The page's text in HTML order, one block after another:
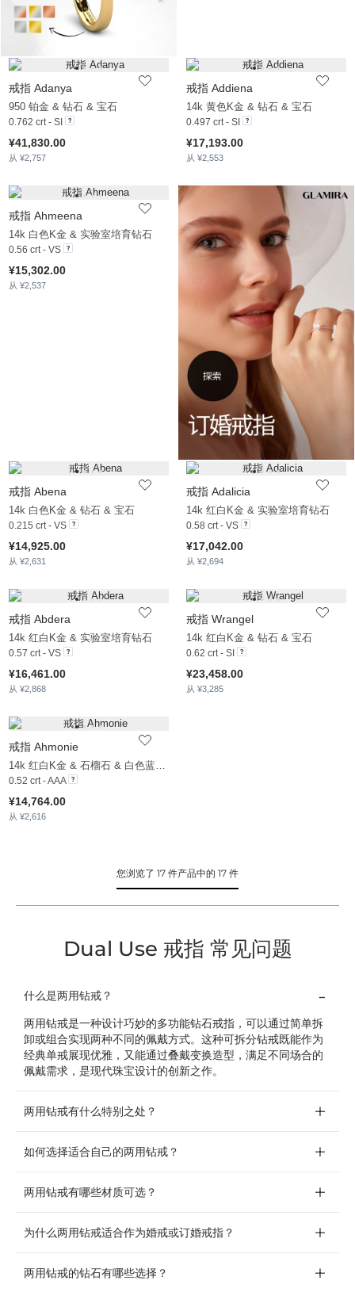
戒指 Adanya
950 铂金 & 钻石 & 宝石
0.762 crt - SI
¥41,830.00
从 ¥2,757
戒指 Addiena
14k 黄色K金 & 钻石 & 宝石
0.497 crt - SI
¥17,193.00
从 ¥2,553
戒指 Ahmeena
14k 白色K金 & 实验室培育钻石
0.56 crt - VS
¥15,302.00
从 ¥2,537
戒指 Abena
14k 白色K金 & 钻石 & 宝石
0.215 crt - VS
¥14,925.00
从 ¥2,631
戒指 Adalicia
14k 红白K金 & 实验室培育钻石
0.58 crt - VS
¥17,042.00
从 ¥2,694
戒指 Abdera
14k 红白K金 & 实验室培育钻石
0.57 crt - VS
¥16,461.00
从 ¥2,868
戒指 Wrangel
14k 红白K金 & 钻石 & 宝石
0.62 crt - SI
¥23,458.00
从 ¥3,285
戒指 Ahmonie
14k 红白K金 & 石榴石 & 白色蓝宝石
0.52 crt - AAA
¥14,764.00
从 ¥2,616
您浏览了 17 件产品中的 17 件
Dual Use 戒指 常见问题
什么是两用钻戒？
两用钻戒是一种设计巧妙的多功能钻石戒指，可以通过简单拆
卸或组合实现两种不同的佩戴方式。这种可拆分钻戒既能作为
经典单戒展现优雅，又能通过叠戴变换造型，满足不同场合的
佩戴需求，是现代珠宝设计的创新之作。
两用钻戒有什么特别之处？
如何选择适合自己的两用钻戒？
两用钻戒有哪些材质可选？
为什么两用钻戒适合作为婚戒或订婚戒指？
两用钻戒的钻石有哪些选择？